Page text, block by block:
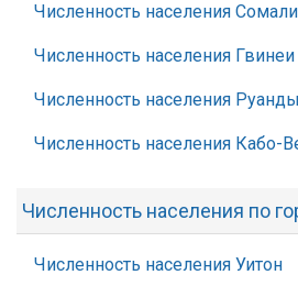
Численность населения Сомали
Численность населения Гвинеи
Численность населения Руанды
Численность населения Кабо-
Численность населения по
Численность населения Уитон